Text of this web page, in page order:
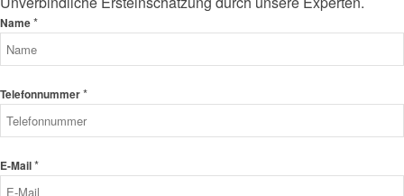
Name*
Telefonnummer*
E-Mail*